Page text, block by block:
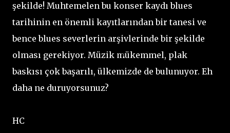
şekilde! Muhtemelen bu konser kaydı blues
tarihinin en önemli kayıtlarından bir tanesi ve
bence blues severlerin arşivlerinde bir şekilde
olması gerekiyor. Müzik mükemmel, plak
baskısı çok başarılı, ülkemizde de bulunuyor. Eh
daha ne duruyorsunuz?
HC